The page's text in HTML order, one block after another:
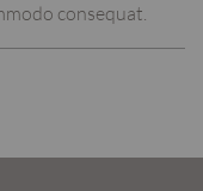
consequat.